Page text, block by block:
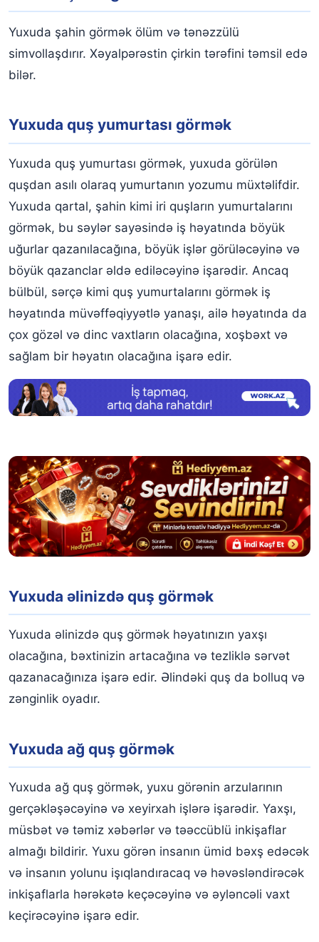
Yuxuda şahin görmək ölüm və tənəzzülü
simvollaşdırır. Xəyalpərəstin çirkin tərəfini təmsil edə
bilər.
Yuxuda quş yumurtası görmək
Yuxuda quş yumurtası görmək, yuxuda görülən
quşdan asılı olaraq yumurtanın yozumu müxtəlifdir.
Yuxuda qartal, şahin kimi iri quşların yumurtalarını
görmək, bu səylər sayəsində iş həyatında böyük
uğurlar qazanılacağına, böyük işlər görüləcəyinə və
böyük qazanclar əldə ediləcəyinə işarədir. Ancaq
bülbül, sərçə kimi quş yumurtalarını görmək iş
həyatında müvəffəqiyyətlə yanaşı, ailə həyatında da
çox gözəl və dinc vaxtların olacağına, xoşbəxt və
sağlam bir həyatın olacağına işarə edir.
Yuxuda əlinizdə quş görmək
Yuxuda əlinizdə quş görmək həyatınızın yaxşı
olacağına, bəxtinizin artacağına və tezliklə sərvət
qazanacağınıza işarə edir. Əlindəki quş da bolluq və
zənginlik oyadır.
Yuxuda ağ quş görmək
Yuxuda ağ quş görmək, yuxu görənin arzularının
gerçəkləşəcəyinə və xeyirxah işlərə işarədir. Yaxşı,
müsbət və təmiz xəbərlər və təəccüblü inkişaflar
almağı bildirir. Yuxu görən insanın ümid bəxş edəcək
və insanın yolunu işıqlandıracaq və həvəsləndirəcək
inkişaflarla hərəkətə keçəcəyinə və əyləncəli vaxt
keçirəcəyinə işarə edir.